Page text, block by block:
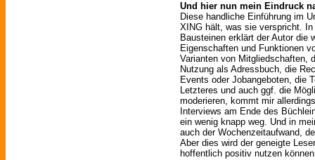
Und hier nun mein Eindruck
Diese handliche Einführung im
XING hält, was sie verspricht.
Bausteinen erklärt der Autor die
Eigenschaften und Funktionen
Varianten von Mitgliedschaften,
Nutzung als Adressbuch, die
Events oder Jobangeboten, die
Letzteres und auch ggf. die
moderieren, kommt mir
Interviews am Ende des
ein wenig knapp weg. Und in
auch der Wochenzeitaufwand,
Aber dies wird der geneigte
hoffentlich positiv nutzen